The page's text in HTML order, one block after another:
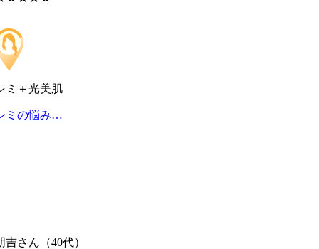
ミ＋光美肌
ミの悩み…
吉さん（40代）